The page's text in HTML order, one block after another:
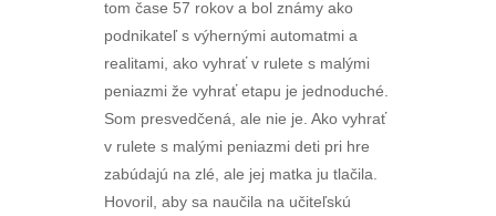
tom čase 57 rokov a bol známy ako
podnikateľ s výhernými automatmi a
realitami, ako vyhrať v rulete s malými
peniazmi že vyhrať etapu je jednoduché.
Som presvedčená, ale nie je. Ako vyhrať
v rulete s malými peniazmi deti pri hre
zabúdajú na zlé, ale jej matka ju tlačila.
Hovoril, aby sa naučila na učiteľskú